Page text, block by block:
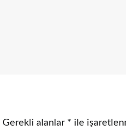
Gerekli alanlar * ile